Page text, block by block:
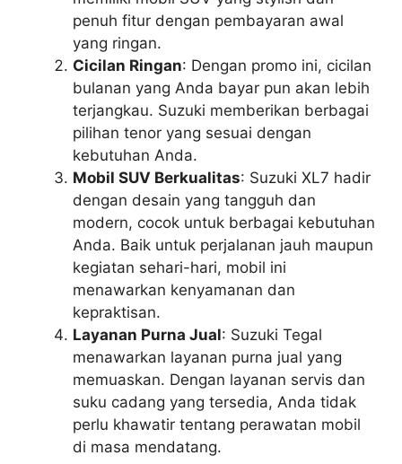
penuh fitur dengan pembayaran awal
yang ringan.
Cicilan Ringan: Dengan promo ini, cicilan
bulanan yang Anda bayar pun akan lebih
terjangkau. Suzuki memberikan berbagai
pilihan tenor yang sesuai dengan
kebutuhan Anda.
Mobil SUV Berkualitas: Suzuki XL7 hadir
dengan desain yang tangguh dan
modern, cocok untuk berbagai kebutuhan
Anda. Baik untuk perjalanan jauh maupun
kegiatan sehari-hari, mobil ini
menawarkan kenyamanan dan
kepraktisan.
Layanan Purna Jual: Suzuki Tegal
menawarkan layanan purna jual yang
memuaskan. Dengan layanan servis dan
suku cadang yang tersedia, Anda tidak
perlu khawatir tentang perawatan mobil
di masa mendatang.